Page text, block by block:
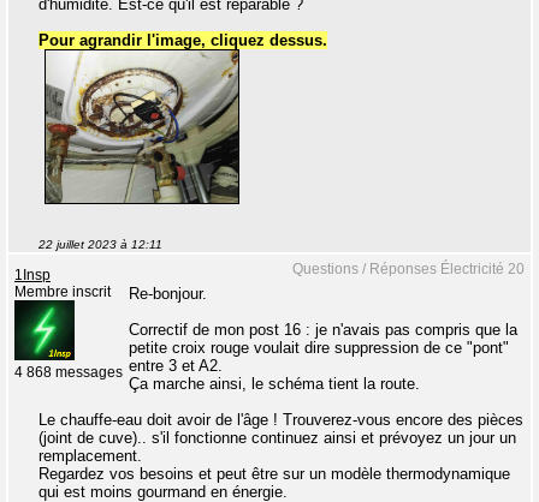
d'humidité. Est-ce qu'il est réparable ?
Pour agrandir l'image, cliquez dessus.
22 juillet 2023 à 12:11
Questions / Réponses Électricité 20
1Insp
Membre inscrit
4 868 messages
Re-bonjour.
Correctif de mon post 16 : je n'avais pas compris que la
petite croix rouge voulait dire suppression de ce "pont"
entre 3 et A2.
Ça marche ainsi, le schéma tient la route.
Le chauffe-eau doit avoir de l'âge ! Trouverez-vous encore des pièces
(joint de cuve).. s'il fonctionne continuez ainsi et prévoyez un jour un
remplacement.
Regardez vos besoins et peut être sur un modèle thermodynamique
qui est moins gourmand en énergie.